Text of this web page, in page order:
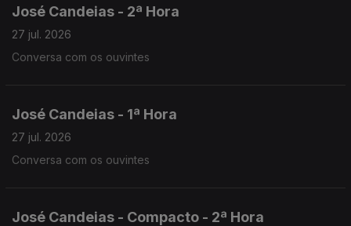
José Candeias - 2ª Hora
27 jul. 2026
Conversa com os ouvintes
José Candeias - 1ª Hora
27 jul. 2026
Conversa com os ouvintes
José Candeias - Compacto - 2ª Hora